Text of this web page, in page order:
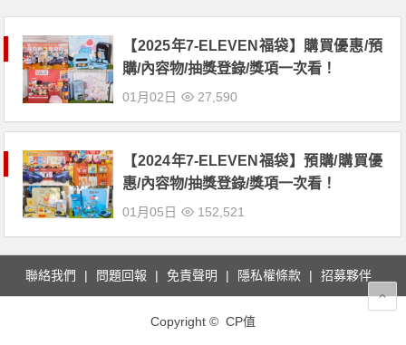
【2025年7-ELEVEN福袋】購買優惠/預
購/內容物/抽獎登錄/獎項一次看！
01月02日 27,590
【2024年7-ELEVEN福袋】預購/購買優
惠/內容物/抽獎登錄/獎項一次看！
01月05日 152,521
聯絡我們 問題回報 免責聲明 隱私權條款 招募夥伴
Copyright © CP值